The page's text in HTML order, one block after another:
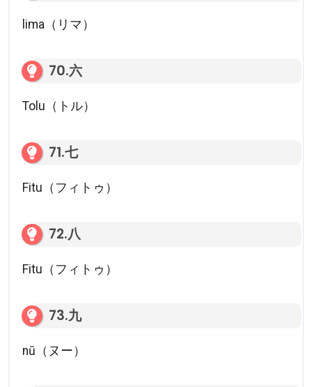
lima（リマ）
70.六
Tolu（トル）
71.七
Fitu（フィトゥ）
72.八
Fitu（フィトゥ）
73.九
nū（ヌー）